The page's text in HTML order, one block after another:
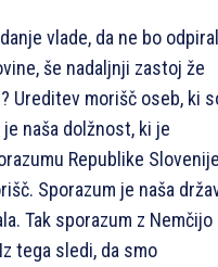
vlade, da ne bo
še nadaljnji zastoj že
Ureditev morišč oseb, ki
naša dolžnost, ki je
Republike
Sporazum je naša
Tak sporazum z Nemčijo
tega sledi, da smo